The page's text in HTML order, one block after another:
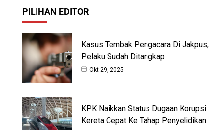
PILIHAN EDITOR
Kasus Tembak Pengacara Di Jakpus,
Pelaku Sudah Ditangkap
Okt 29, 2025
KPK Naikkan Status Dugaan Korupsi
Kereta Cepat Ke Tahap Penyelidikan